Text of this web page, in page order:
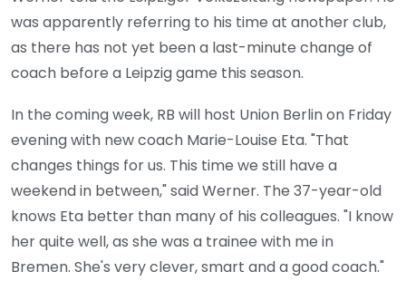
was apparently referring to his time at another club,
as there has not yet been a last-minute change of
coach before a Leipzig game this season.
In the coming week, RB will host Union Berlin on Friday
evening with new coach Marie-Louise Eta. "That
changes things for us. This time we still have a
weekend in between," said Werner. The 37-year-old
knows Eta better than many of his colleagues. "I know
her quite well, as she was a trainee with me in
Bremen. She's very clever, smart and a good coach."